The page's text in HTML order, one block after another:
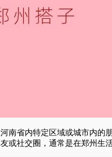
南省内特定区域或城市内的
或社交圈，通常是在郑州生